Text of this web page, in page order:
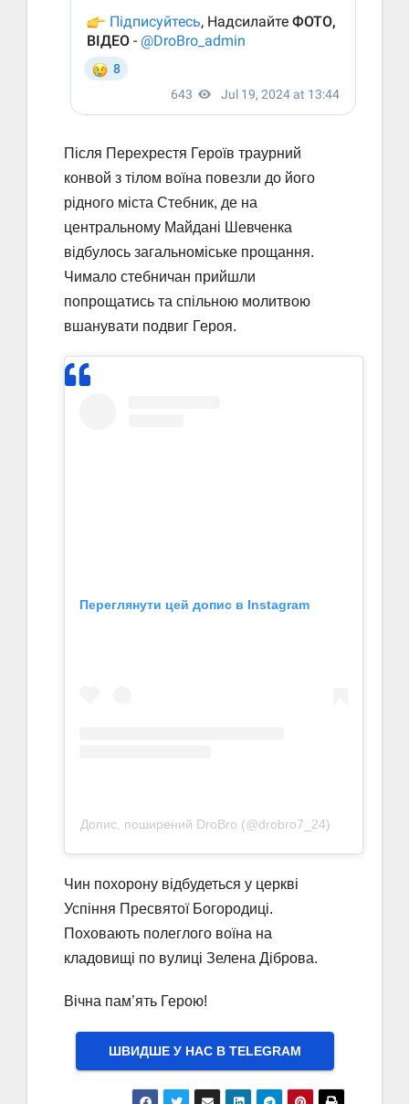
Після Перехрестя Героїв траурний
конвой з тілом воїна повезли до його
рідного міста Стебник, де на
центральному Майдані Шевченка
відбулось загальноміське прощання.
Чимало стебничан прийшли
попрощатись та спільною молитвою
вшанувати подвиг Героя.
Переглянути цей допис в Instagram
Допис, поширений DroBro (@drobro7_24)
Чин похорону відбудеться у церкві
Успіння Пресвятої Богородиці.
Поховають полеглого воїна на
кладовищі по вулиці Зелена Діброва.
Вічна пам’ять Герою!
ШВИДШЕ У НАС В ТELEGRAM